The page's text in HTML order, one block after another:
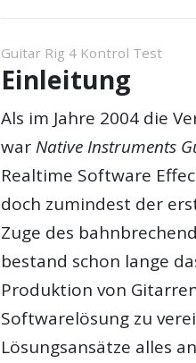
Guitar Rig 4 Kontrol Test
Einleitung
Als im Jahre 2004 die
warNative Instruments
Realtime Software
doch zumindest der
Zuge des
bestand schon lange
Produktion von
Softwarelösung zu
Lösungsansätze alles